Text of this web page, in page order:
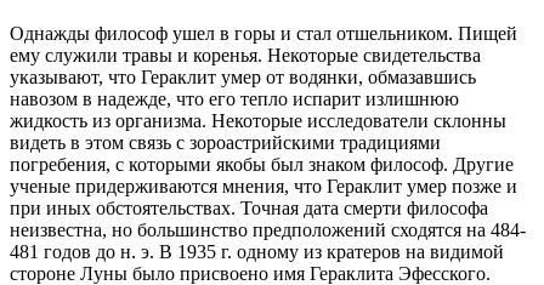
Однажды философ ушел в горы и стал отшельником. Пищей
ему служили травы и коренья. Некоторые свидетельства
указывают, что Гераклит умер от водянки, обмазавшись
навозом в надежде, что его тепло испарит излишнюю
жидкость из организма. Некоторые исследователи склонны
видеть в этом связь с зороастрийскими традициями
погребения, с которыми якобы был знаком философ. Другие
ученые придерживаются мнения, что Гераклит умер позже и
при иных обстоятельствах. Точная дата смерти философа
неизвестна, но большинство предположений сходятся на 484-
481 годов до н. э. В 1935 г. одному из кратеров на видимой
стороне Луны было присвоено имя Гераклита Эфесского.